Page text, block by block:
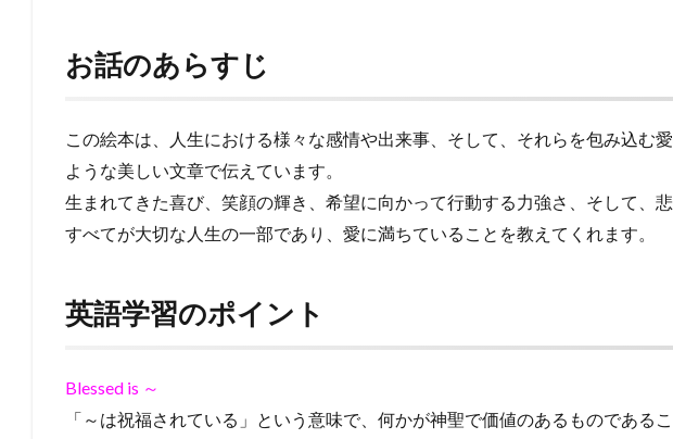
お話のあらすじ
この絵本は、人生における様々な感情や出来事、そして、それらを包み込む
ような美しい文章で伝えています。
生まれてきた喜び、笑顔の輝き、希望に向かって行動する力強さ、そして、悲
すべてが大切な人生の一部であり、愛に満ちていることを教えてくれます。
英語学習のポイント
Blessed is ～
「～は祝福されている」という意味で、何かが神聖で価値のあるものである